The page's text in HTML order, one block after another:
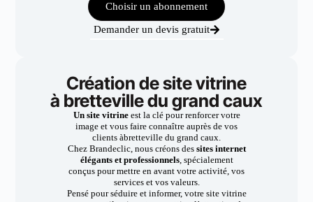
Choisir un abonnement
Demander un devis gratuit
Création de site vitrine
à bretteville du grand caux
Un site vitrineest la clé pour renforcer votre
image et vous faire connaître auprès de vos
clients àbretteville du grand caux.
Chez Brandeclic, nous créons dessites internet
élégants et professionnels, spécialement
conçus pour mettre en avant votre activité, vos
services et vos valeurs.
Pensé pour séduire et informer, votre site vitrine